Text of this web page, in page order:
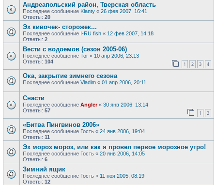
Андреапольский район, Тверская область
Последнее сообщение Kianty « 26 фев 2007, 16:41
Ответы: 20
Эх кивочек- сторожек...
Последнее сообщение I-RU fish « 12 фев 2007, 14:18
Ответы: 2
Вести с водоемов (сезон 2005-06)
Последнее сообщение Tor « 10 апр 2006, 23:13
Ответы: 104 1 2 3 4
Ока, закрытие зимнего сезона
Последнее сообщение Vladim « 01 апр 2006, 20:11
Снасти
Последнее сообщение Angler« 30 янв 2006, 13:14
Ответы: 57 1 2
«Битва Пингвинов 2006»
Последнее сообщение Гость « 24 янв 2006, 19:04
Ответы: 11
Эх мороз мороз, или как я провел первое морозное утро!
Последнее сообщение Гость « 20 янв 2006, 14:05
Ответы: 6
Зимний ящик
Последнее сообщение Гость « 11 ноя 2005, 08:19
Ответы: 12